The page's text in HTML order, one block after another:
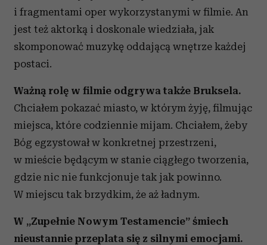
i fragmentami oper wykorzystanymi w filmie. An
jest też aktorką i doskonale wiedziała, jak
skomponować muzykę oddającą wnętrze każdej
postaci.
Ważną rolę w filmie odgrywa także Bruksela.
Chciałem pokazać miasto, w którym żyję, filmując
miejsca, które codziennie mijam. Chciałem, żeby
Bóg egzystował w konkretnej przestrzeni,
w mieście będącym w stanie ciągłego tworzenia,
gdzie nic nie funkcjonuje tak jak powinno.
W miejscu tak brzydkim, że aż ładnym.
W „Zupełnie Nowym Testamencie” śmiech
nieustannie przeplata się z silnymi emocjami.